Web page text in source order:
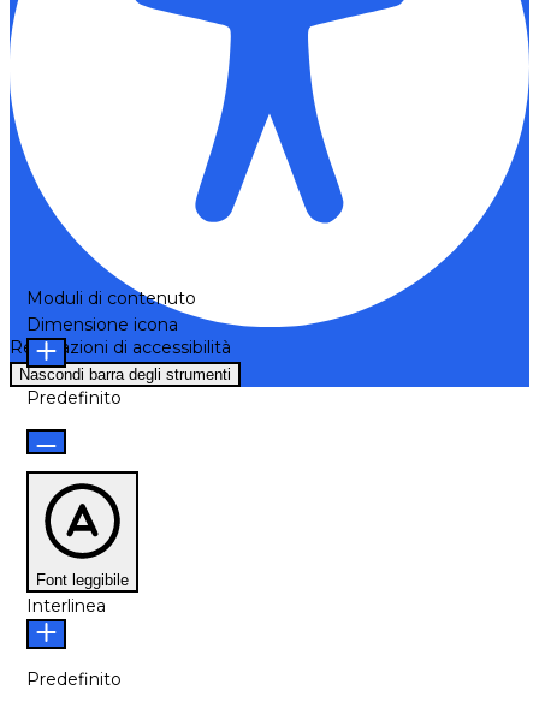
Regolazioni di accessibilità
Nascondi barra degli strumenti
Moduli di contenuto
Dimensione icona
Predefinito
Font leggibile
Interlinea
Predefinito